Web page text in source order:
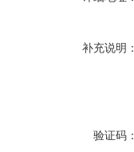
补充说明：
验证码：